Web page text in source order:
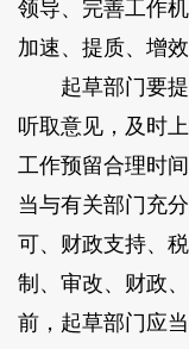
领导、完善工作
加速、提质、增效
起草部门要提
听取意见，及时
工作预留合理时
当与有关部门充
可、财政支持、
制、审改、财政
前，起草部门应